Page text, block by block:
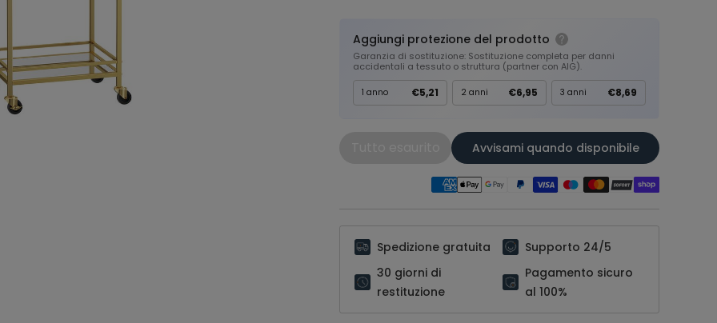
Aggiungi protezione del prodotto
Garanzia di sostituzione: Sostituzione completa per danni
accidentali a tessuto o struttura (partner con AIG).
1 anno €5,21 2 anni €6,95 3 anni €8,69
Avvisami quando disponibile
Spedizione gratuita
Supporto 24/5
30 giorni di
restituzione
Pagamento sicuro
al 100%